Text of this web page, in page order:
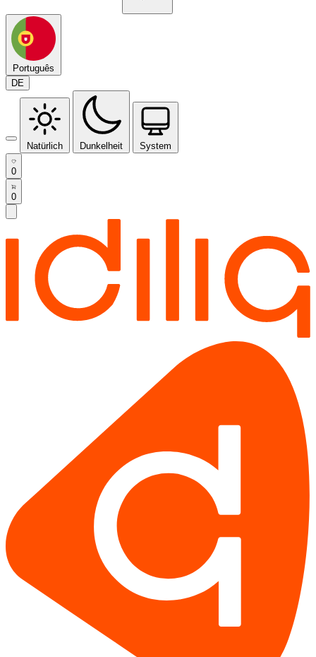
Português
DE
Natürlich Dunkelheit System
0
0